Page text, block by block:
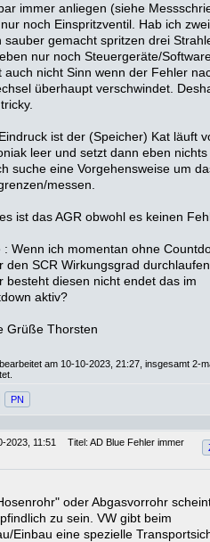
immer anliegen (siehe
noch Einspritzventil. Hab ich zwei
sauber gemacht spritzen drei
nur noch Steuergeräte/
auch nicht Sinn wenn der Fehler
überhaupt verschwindet.
ist der (Speicher) Kat läuft
leer und setzt dann eben
suche eine Vorgehensweise um
messen.
ist das AGR obwohl es keinen
: Wenn ich momentan ohne
den SCR Wirkungsgrad
besteht diesen nicht endet das im
aktiv?
Grüße Thorsten
am 10-10-2023, 21:27, insgesamt 2-
PN
2023, 11:51
Titel: AD Blue Fehler immer
oder Abgasvorrohr
zu sein. VW gibt beim
Einbau eine spezielle